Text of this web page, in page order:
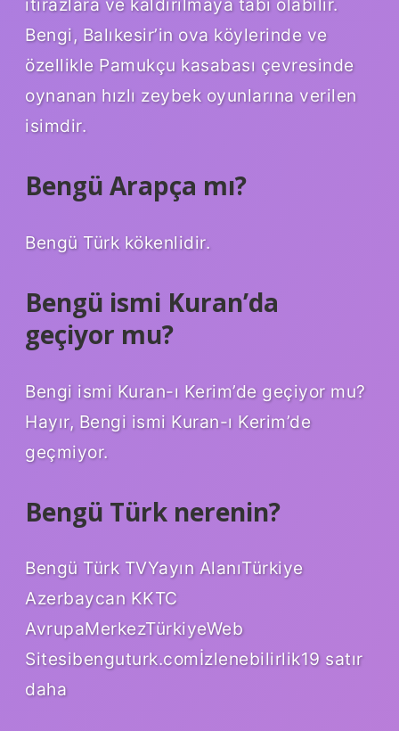
itirazlara ve kaldırılmaya tabi olabilir.
Bengi, Balıkesir’in ova köylerinde ve
özellikle Pamukçu kasabası çevresinde
oynanan hızlı zeybek oyunlarına verilen
isimdir.
Bengü Arapça mı?
Bengü Türk kökenlidir.
Bengü ismi Kuran’da
geçiyor mu?
Bengi ismi Kuran-ı Kerim’de geçiyor mu?
Hayır, Bengi ismi Kuran-ı Kerim’de
geçmiyor.
Bengü Türk nerenin?
Bengü Türk TVYayın AlanıTürkiye
Azerbaycan KKTC
AvrupaMerkezTürkiyeWeb
Sitesibenguturk.comİzlenebilirlik19 satır
daha